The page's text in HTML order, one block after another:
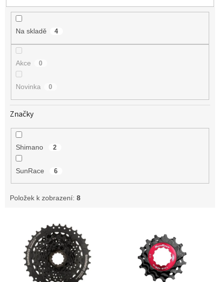
u
Na skladě 4
Akce 0
Novinka 0
Značky
Shimano 2
SunRace 6
Položek k zobrazení: 8